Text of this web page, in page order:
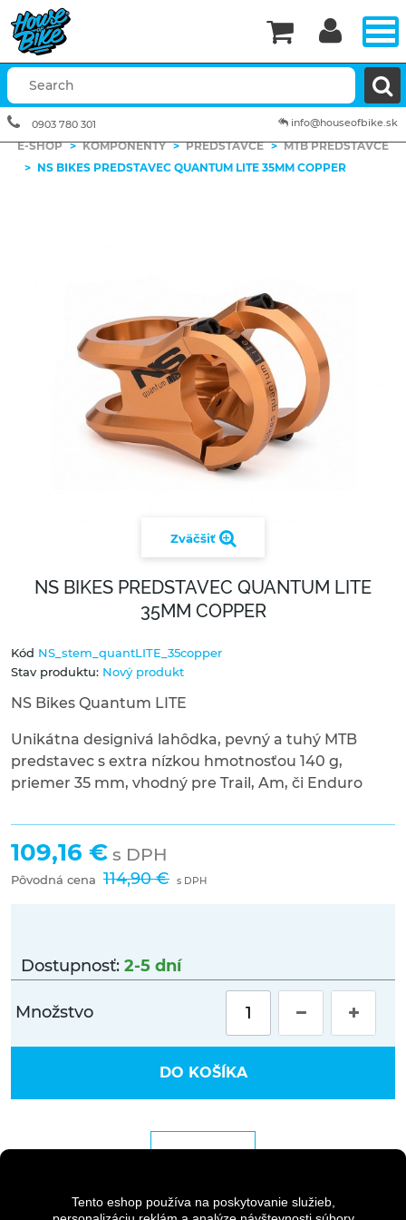
Tento eshop používa na poskytovanie služieb,
E-SHOP > KOMPONENTY > PREDSTAVCE > MTB PREDSTAVCE
> NS BIKES PREDSTAVEC QUANTUM LITE 35MM COPPER
Zväčšiť
NS BIKES PREDSTAVEC QUANTUM LITE
35MM COPPER
Kód NS_stem_quantLITE_35copper
Stav produktu: Nový produkt
NS Bikes Quantum LITE
Unikátna designivá lahôdka, pevný a tuhý MTB
predstavec s extra nízkou hmotnosťou 140 g,
priemer 35 mm, vhodný pre Trail, Am, či Enduro
109,16 € s DPH
Pôvodná cena 114,90 € s DPH
Dostupnosť: 2-5 dní
Množstvo
DO KOŠÍKA


info@houseofbike.sk
0903 780 301